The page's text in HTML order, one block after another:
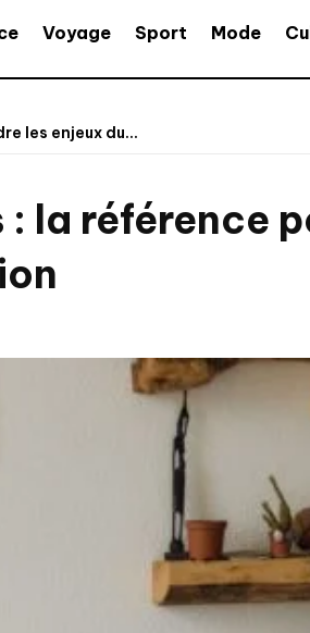
Voyage Sport Mode
les enjeux du...
la référence